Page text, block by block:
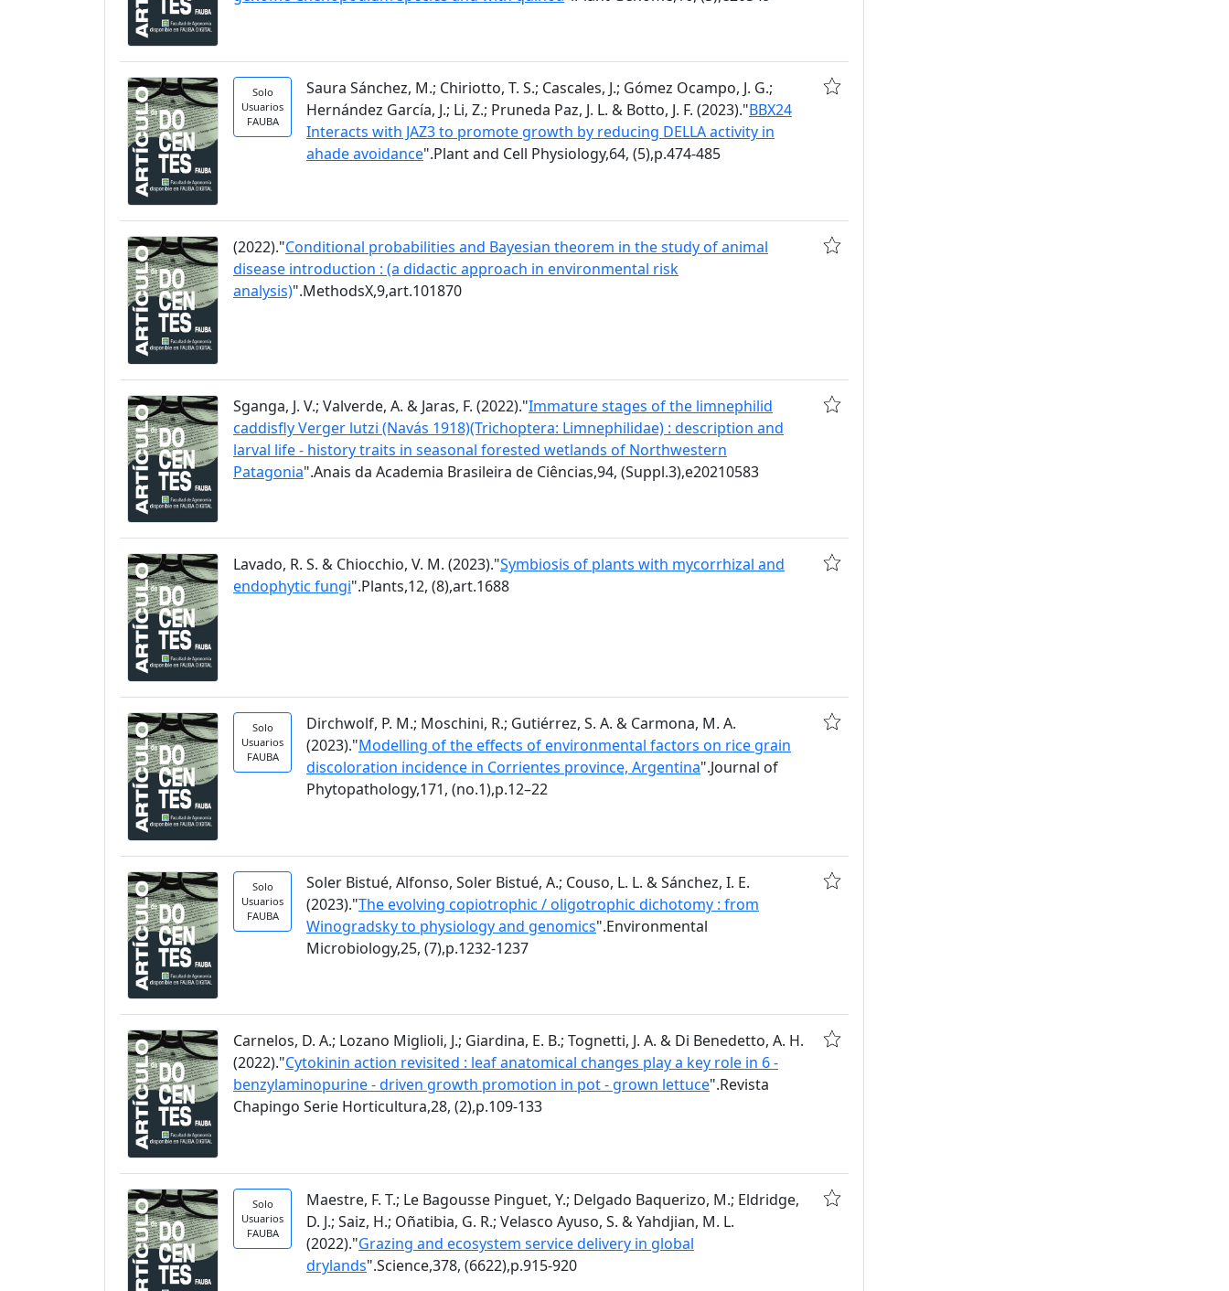
Solo
Usuarios
FAUBA
Saura Sánchez, M.; Chiriotto, T. S.; Cascales, J.; Gómez Ocampo, J. G.;
Hernández García, J.; Li, Z.; Pruneda Paz, J. L. & Botto, J. F. (2023)."BBX24
Interacts with JAZ3 to promote growth by reducing DELLA activity in
ahade avoidance".Plant and Cell Physiology,64, (5),p.474-485
(2022)."Conditional probabilities and Bayesian theorem in the study of animal
disease introduction : (a didactic approach in environmental risk
analysis)".MethodsX,9,art.101870
Sganga, J. V.; Valverde, A. & Jaras, F. (2022)."Immature stages of the limnephilid
caddisfly Verger lutzi (Navás 1918)(Trichoptera: Limnephilidae) : description and
larval life - history traits in seasonal forested wetlands of Northwestern
Patagonia".Anais da Academia Brasileira de Ciências,94, (Suppl.3),e20210583
Lavado, R. S. & Chiocchio, V. M. (2023)."Symbiosis of plants with mycorrhizal and
endophytic fungi".Plants,12, (8),art.1688
Solo
Usuarios
FAUBA
Dirchwolf, P. M.; Moschini, R.; Gutiérrez, S. A. & Carmona, M. A.
(2023)."Modelling of the effects of environmental factors on rice grain
discoloration incidence in Corrientes province, Argentina".Journal of
Phytopathology,171, (no.1),p.12–22
Solo
Usuarios
FAUBA
Soler Bistué, Alfonso, Soler Bistué, A.; Couso, L. L. & Sánchez, I. E.
(2023)."The evolving copiotrophic / oligotrophic dichotomy : from
Winogradsky to physiology and genomics".Environmental
Microbiology,25, (7),p.1232-1237
Carnelos, D. A.; Lozano Miglioli, J.; Giardina, E. B.; Tognetti, J. A. & Di Benedetto, A. H.
(2022)."Cytokinin action revisited : leaf anatomical changes play a key role in 6 -
benzylaminopurine - driven growth promotion in pot - grown lettuce".Revista
Chapingo Serie Horticultura,28, (2),p.109-133
Solo
Usuarios
FAUBA
Maestre, F. T.; Le Bagousse Pinguet, Y.; Delgado Baquerizo, M.; Eldridge,
D. J.; Saiz, H.; Oñatibia, G. R.; Velasco Ayuso, S. & Yahdjian, M. L.
(2022)."Grazing and ecosystem service delivery in global
drylands".Science,378, (6622),p.915-920